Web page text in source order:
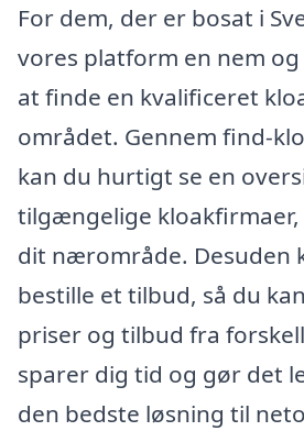
For dem, der er bosat i
vores platform en nem
at finde en kvalificeret
området. Gennem find-
kan du hurtigt se en
tilgængelige
dit nærområde. Desuden
bestille et tilbud, så du
priser og tilbud fra
sparer dig tid og gør det
den bedste løsning til